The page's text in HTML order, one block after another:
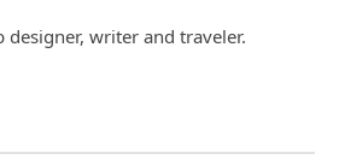
designer, writer and traveler.